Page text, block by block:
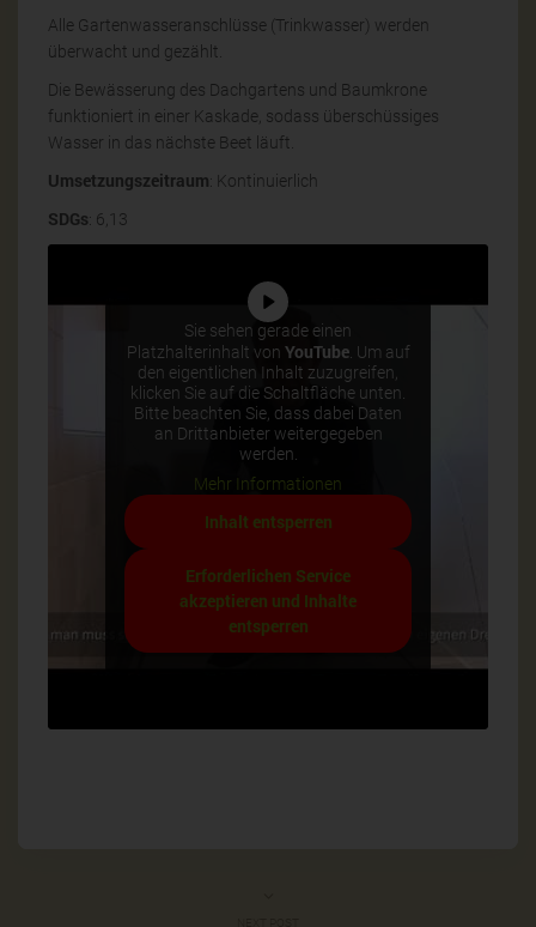
Alle Gartenwasseranschlüsse (Trinkwasser) werden
überwacht und gezählt.
Die Bewässerung des Dachgartens und Baumkrone
funktioniert in einer Kaskade, sodass überschüssiges
Wasser in das nächste Beet läuft.
Umsetzungszeitraum: Kontinuierlich
SDGs: 6,13
Sie sehen gerade einen
Platzhalterinhalt von YouTube. Um auf
den eigentlichen Inhalt zuzugreifen,
klicken Sie auf die Schaltfläche unten.
Bitte beachten Sie, dass dabei Daten
an Drittanbieter weitergegeben
werden.
Mehr Informationen
Inhalt entsperren
Erforderlichen Service
akzeptieren und Inhalte
entsperren